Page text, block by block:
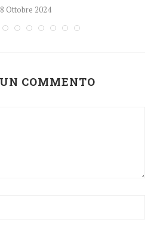
Ottobre 2024
COMMENTO